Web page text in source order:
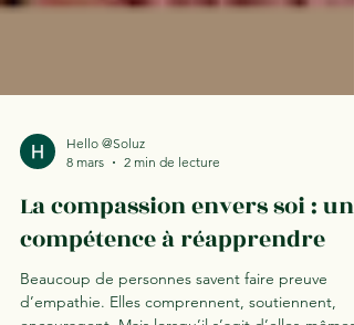
8 mars
2 min de lecture
La compassion envers soi : une
compétence à réapprendre
Beaucoup de personnes savent faire preuve